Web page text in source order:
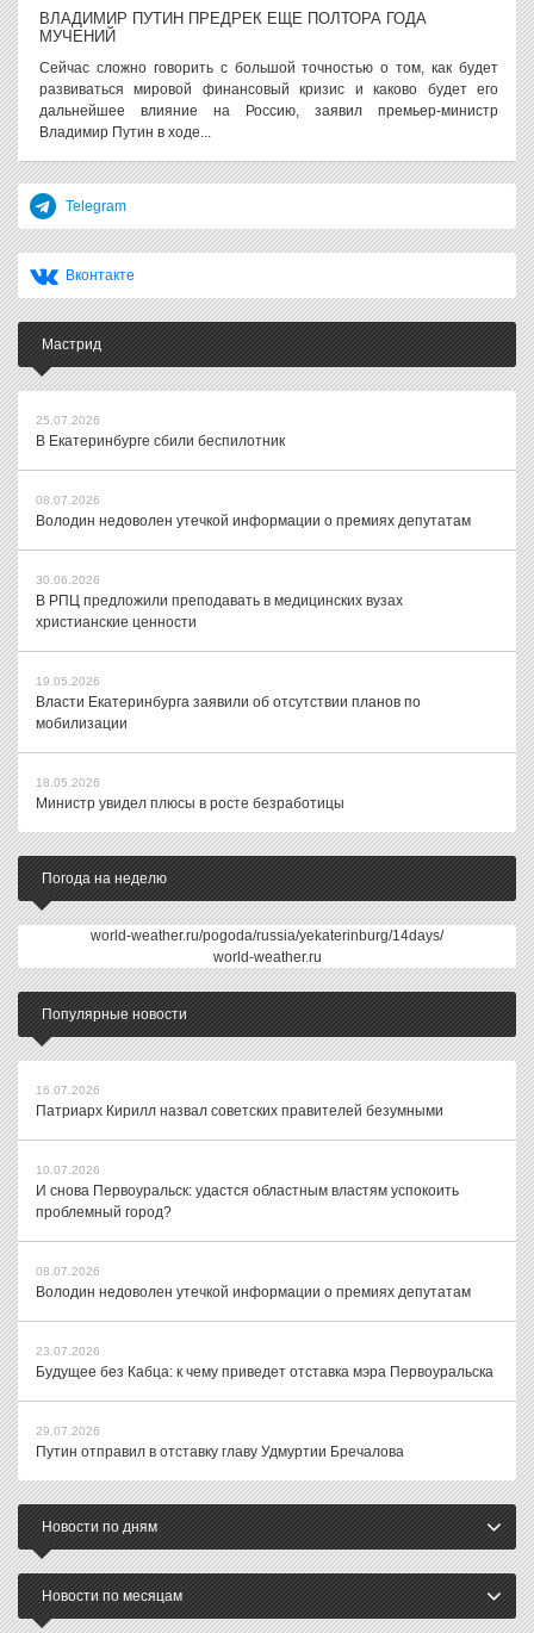
ВЛАДИМИР ПУТИН ПРЕДРЕК ЕЩЕ ПОЛТОРА ГОДА
МУЧЕНИЙ
Сейчас сложно говорить с большой точностью о том, как будет
развиваться мировой финансовый кризис и каково будет его
дальнейшее влияние на Россию, заявил премьер-министр
Владимир Путин в ходе...
Telegram
Вконтакте
Мастрид
25.07.2026
В Екатеринбурге сбили беспилотник
08.07.2026
Володин недоволен утечкой информации о премиях депутатам
30.06.2026
В РПЦ предложили преподавать в медицинских вузах
христианские ценности
19.05.2026
Власти Екатеринбурга заявили об отсутствии планов по
мобилизации
18.05.2026
Министр увидел плюсы в росте безработицы
Погода на неделю
world-weather.ru/pogoda/russia/yekaterinburg/14days/
world-weather.ru
Популярные новости
16.07.2026
Патриарх Кирилл назвал советских правителей безумными
10.07.2026
И снова Первоуральск: удастся областным властям успокоить
проблемный город?
08.07.2026
Володин недоволен утечкой информации о премиях депутатам
23.07.2026
Будущее без Кабца: к чему приведет отставка мэра Первоуральска
29.07.2026
Путин отправил в отставку главу Удмуртии Бречалова
Новости по дням
Новости по месяцам